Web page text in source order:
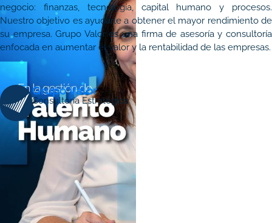
negocio: finanzas, tecnología, capital humano y procesos.
Nuestro objetivo es ayudarle a obtener el mayor rendimiento de
su empresa. Grupo Valor es una firma de asesoría y consultoría
enfocada en aumentar el valor y la rentabilidad de las empresas.
Grupo Valor
Consultoría Estratégica